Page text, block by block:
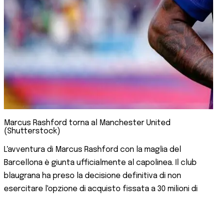
Marcus Rashford torna al Manchester United
(Shutterstock)
L'avventura di Marcus Rashford con la maglia del
Barcellona è giunta ufficialmente al capolinea. Il club
blaugrana ha preso la decisione definitiva di non
esercitare l'opzione di acquisto fissata a 30 milioni di